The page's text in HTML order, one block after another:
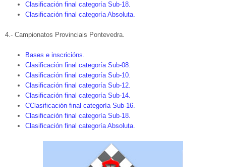
Clasificación final categoría Sub-18.
Clasificación final categoría Absoluta.
4.- Campionatos Provinciais Pontevedra.
Bases e inscricións.
Clasificación final categoría Sub-08.
Clasificación final categoría Sub-10.
Clasificación final categoría Sub-12.
Clasificación final categoría Sub-14.
CClasificación final categoría Sub-16.
Clasificación final categoría Sub-18.
Clasificación final categoría Absoluta.